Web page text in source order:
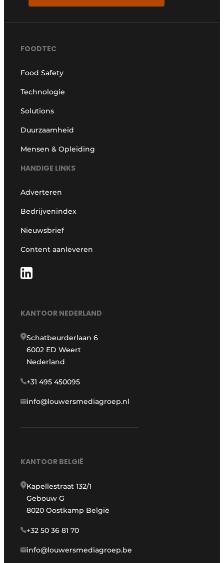
FOODTEC
Food Safety
Technologie
Solutions
Duurzaamheid
Mensen & Opleiding
HANDIGE LINKS
Adverteren
Bedrijvenindex
Nieuwsbrief
Content aanleveren
KANTOOR NEDERLAND
Schatbeurderlaan 6
6002 ED Weert
Nederland
+31 495 450095
info@louwersmediagroep.nl
KANTOOR BELGIË
Kapellestraat 132/1
Gebouw G
8020 Oostkamp België
+32 50 36 81 70
info@louwersmediagroep.be